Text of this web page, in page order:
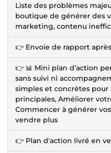
Liste des problèmes
boutique de générer des
marketing, contenu
👉 Envoie de rapport
👉 📊 Mini plan d’action
sans suivi ni
simples et concrètes pour
principales, Améliorer
Commencer à générer
vendre plus
👉 Plan d'action livré en